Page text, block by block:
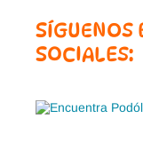
SÍGUENOS
SOCIALES: